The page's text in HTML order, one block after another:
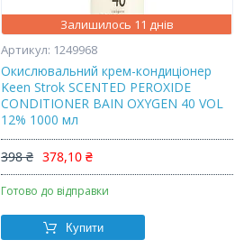
Залишилось 11 днів
1249968
Окислювальний крем-кондиціонер
Keen Strok SCENTED PEROXIDE
CONDITIONER BAIN OXYGEN 40 VOL
12% 1000 мл
398 ₴ 378,10 ₴
Готово до відправки
Купити